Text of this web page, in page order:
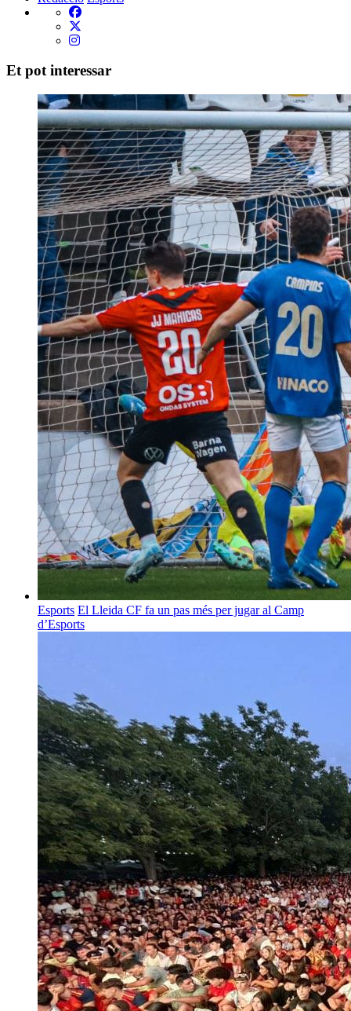
Et pot interessar
Esports El Lleida CF fa un pas més per jugar al Camp
d’Esports